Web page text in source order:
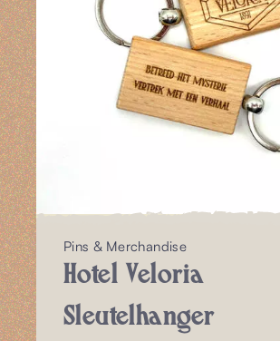
Pins & Merchandise
Hotel Veloria
Sleutelhanger